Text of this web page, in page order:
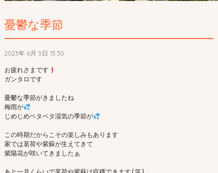
憂鬱な季節
2023年 6月 5日 13:30
お疲れさまです
ガンタロです
憂鬱な季節がきましたね
梅雨が
じめじめベタベタ湿気の季節が
この時期だからこその楽しみもあります
家では茗荷や紫蘇が生えてきて
紫陽花が咲いてきましたぁ